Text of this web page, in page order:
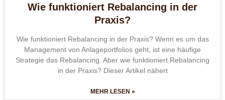
Wie funktioniert Rebalancing in der
Praxis?
Wie funktioniert Rebalancing in der Praxis? Wenn es um das
Management von Anlageportfolios geht, ist eine häufige
Strategie das Rebalancing. Aber wie funktioniert Rebalancing
in der Praxis? Dieser Artikel nähert
MEHR LESEN »